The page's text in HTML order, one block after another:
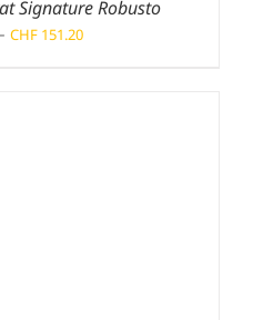
Signature Robusto
CHF151.20Preisspanne: